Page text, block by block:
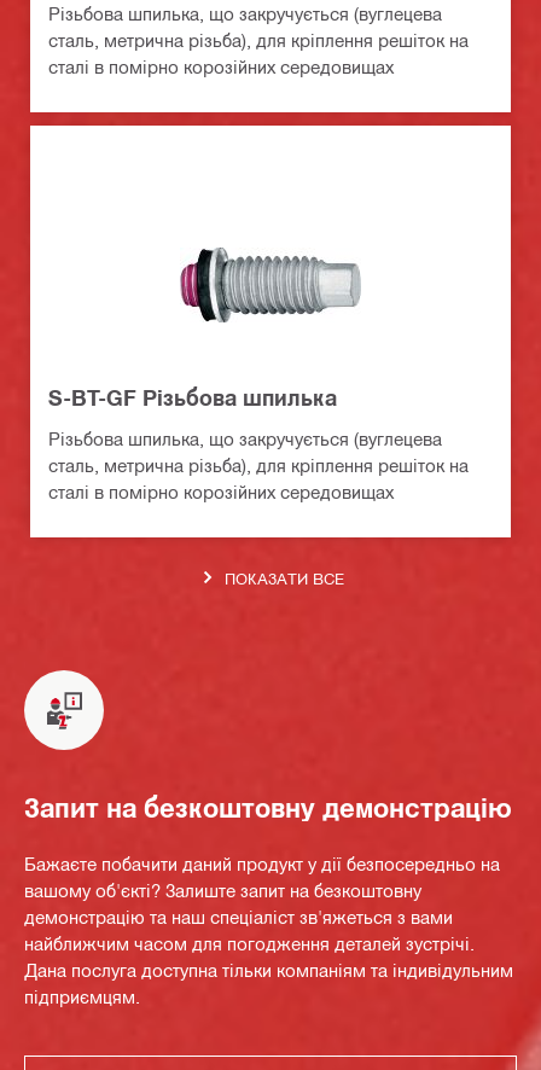
Різьбова шпилька, що закручується (вуглецева
сталь, метрична різьба), для кріплення решіток на
сталі в помірно корозійних середовищах
S-BT-GF Різьбова шпилька
Різьбова шпилька, що закручується (вуглецева
сталь, метрична різьба), для кріплення решіток на
сталі в помірно корозійних середовищах
ПОКАЗАТИ ВСЕ
Запит на безкоштовну демонстрацію
Бажаєте побачити даний продукт у дії безпосередньо на
вашому об'єкті? Залиште запит на безкоштовну
демонстрацію та наш спеціаліст зв'яжеться з вами
найближчим часом для погодження деталей зустрічі.
Дана послуга доступна тільки компаніям та індивідульним
підприємцям.